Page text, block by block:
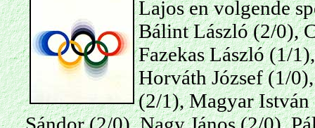
Lajos en volgende
Bálint László (2/0),
Fazekas László (1/
Horváth József (1/
(2/1), Magyar